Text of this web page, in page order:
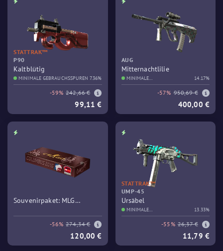
STATTRAK™
P90
Kaltblütig
MINIMALE GEBRAUCHSSPUREN 7.36%
-59% 242,66 €
99,11 €
AUG
Mitternachtlilie
MINIMALE
GEBRAUCHSSPUREN
14.17%
-57% 950,69 €
400,00 €
Souvenirpaket: MLG
-56% 274,34 €
120,00 €
STATTRAK™
UMP-45
Ursäbel
MINIMALE
GEBRAUCHSSPUREN
13.33%
-55% 26,37 €
11,79 €